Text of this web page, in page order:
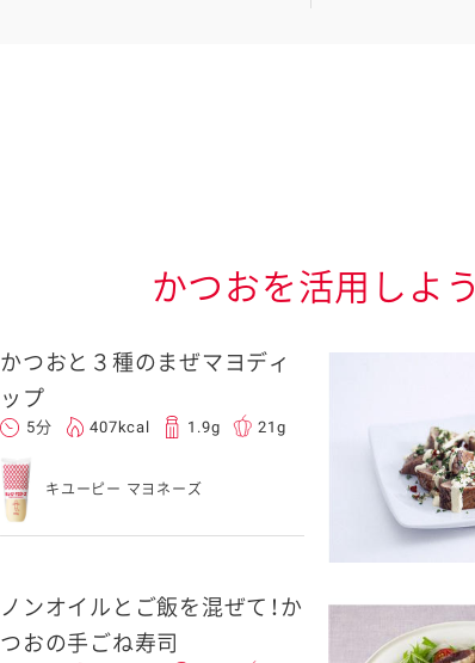
かつおを活用しよう
かつおと３種のまぜマヨディ
ップ
5分 407kcal 1.9g 21g
キユーピー マヨネーズ
ノンオイルとご飯を混ぜて！か
つおの手ごね寿司